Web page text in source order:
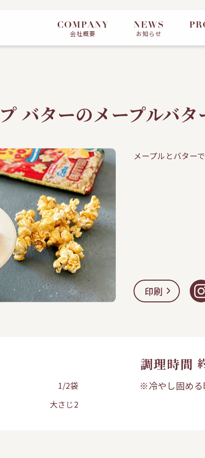
会社概要 お知らせ
バターのメープルバ
メープルとバター
印刷
1/2袋
大さじ2
調理時間
※冷やし固める